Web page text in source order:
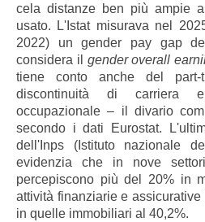
cela distanze ben più ampie
usato. L'Istat misurava nel
2022) un gender pay gap
considera il gender overall
tiene conto anche del part-
discontinuità di carriera
occupazionale – il divario
secondo i dati Eurostat.
dell'Inps (Istituto nazionale
evidenzia che in nove
percepiscono più del 20% in
attività finanziarie e
in quelle immobiliari al 40,2%.